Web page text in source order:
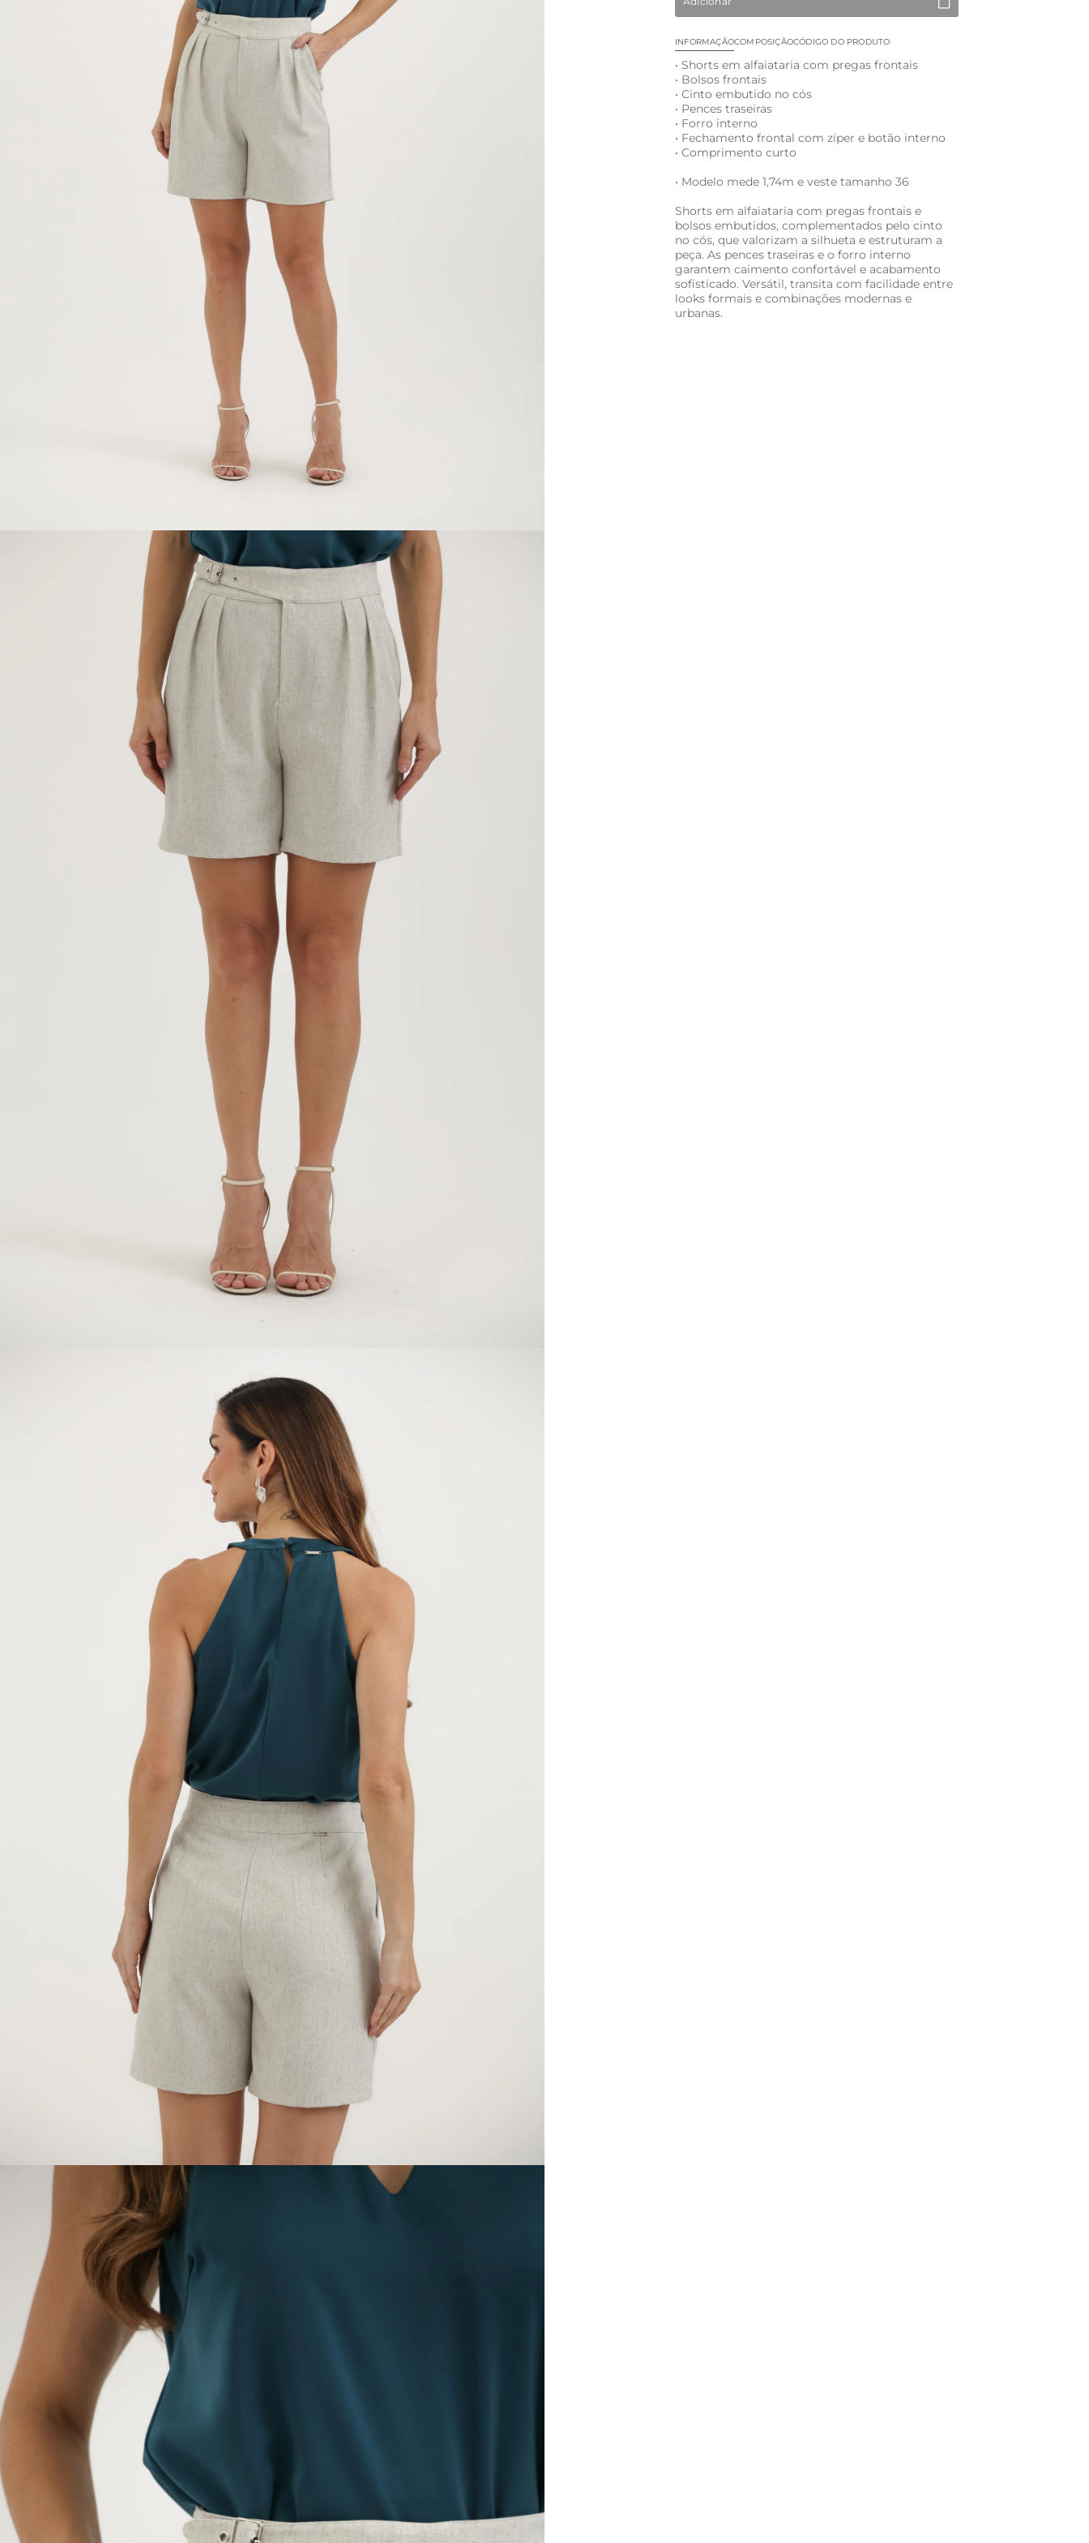
INFORMAÇÃOCOMPOSIÇÃOCÓDIGO DO PRODUTO
• Shorts em alfaiataria com pregas frontais
• Bolsos frontais
• Cinto embutido no cós
• Pences traseiras
• Forro interno
• Fechamento frontal com zíper e botão interno
• Comprimento curto
• Modelo mede 1,74m e veste tamanho 36
Shorts em alfaiataria com pregas frontais e
bolsos embutidos, complementados pelo cinto
no cós, que valorizam a silhueta e estruturam a
peça. As pences traseiras e o forro interno
garantem caimento confortável e acabamento
sofisticado. Versátil, transita com facilidade entre
looks formais e combinações modernas e
urbanas.